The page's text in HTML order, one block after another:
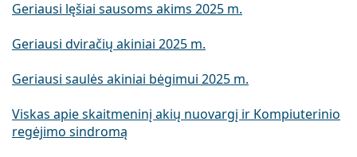
Geriausi lęšiai sausoms akims 2025 m.
Geriausi dviračių akiniai 2025 m.
Geriausi saulės akiniai bėgimui 2025 m.
Viskas apie skaitmeninį akių nuovargį ir Kompiuterinio
regėjimo sindromą